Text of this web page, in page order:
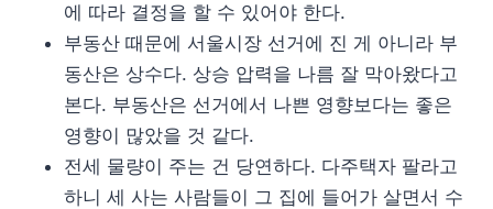
에 따라 결정을 할 수 있어야 한다.
부동산 때문에 서울시장 선거에 진 게 아니라 부
동산은 상수다. 상승 압력을 나름 잘 막아왔다고
본다. 부동산은 선거에서 나쁜 영향보다는 좋은
영향이 많았을 것 같다.
전세 물량이 주는 건 당연하다. 다주택자 팔라고
하니 세 사는 사람들이 그 집에 들어가 살면서 수